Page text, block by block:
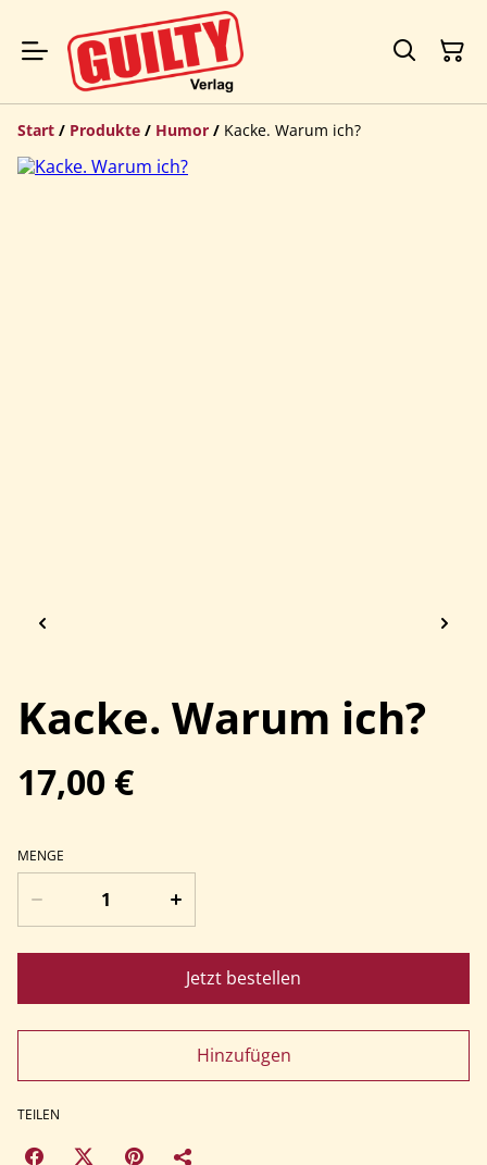
Start / Produkte / Humor / Kacke. Warum ich?
Kacke. Warum ich?
17,00 €
MENGE
Jetzt bestellen
Hinzufügen
TEILEN